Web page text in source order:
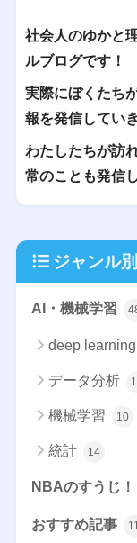
社会人のゆかと
ルブログです！
実際にぼくたち
報を発信してい
わたしたちが訪
常のことも発信
ジャンル
AI・機械学習
deep learning
データ分析
機械学習 10
統計 14
NBAのすうじ！
おすすめ記事